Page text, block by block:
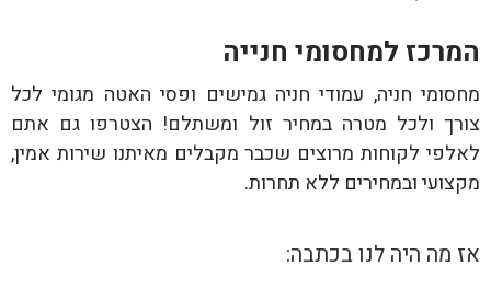
המרכז למחסומי חנייה
מחסומי חניה, עמודי חניה גמישים ופסי האטה מגומי לכל
צורך ולכל מטרה במחיר זול ומשתלם! הצטרפו גם אתם
לאלפי לקוחות מרוצים שכבר מקבלים מאיתנו שירות אמין,
מקצועי ובמחירים ללא תחרות.
אז מה היה לנו בכתבה: